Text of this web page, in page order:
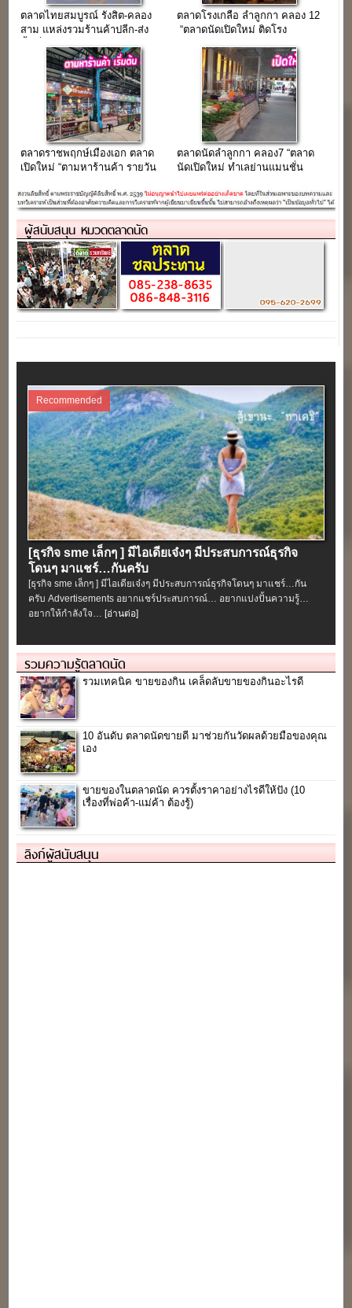
ตลาดไทยสมบูรณ์ รังสิต-คลอง
สาม แหล่งรวมร้านค้าปลีก-ส่ง
ตลาดโรงเกลือ ลำลูกกา คลอง 12
“ตลาดนัดเปิดใหม่ ติดโรง
ตลาดราชพฤกษ์เมืองเอก ตลาด
เปิดใหม่ “ตามหาร้านค้า รายวัน
ตลาดนัดลำลูกกา คลอง7 “ตลาด
นัดเปิดใหม่ ทำเลย่านแมนชั่น
ผู้สนับสนุน หมวดตลาดนัด
Recommended
[ธุรกิจ sme เล็กๆ ] มีไอเดียเจ๋งๆ มีประสบการณ์ธุรกิจ
โดนๆ มาแชร์…กันครับ
[ธุรกิจ sme เล็กๆ ] มีไอเดียเจ๋งๆ มีประสบการณ์ธุรกิจโดนๆ มาแชร์…กัน
ครับ Advertisements อยากแชร์ประสบการณ์… อยากแบ่งปั้นความรู้…
อยากให้กำลังใจ… [อ่านต่อ]
รวมความรู้ตลาดนัด
รวมเทคนิค ขายของกิน เคล็ดลับขายของกินอะไรดี
10 อันดับ ตลาดนัดขายดี มาช่วยกันวัดผลด้วยมือของคุณ
เอง
ขายของในตลาดนัด ควรตั้งราคาอย่างไรดีให้ปัง (10
เรื่องที่พ่อค้า-แม่ค้า ต้องรู้)
ลิงก์ผู้สนับสนุน